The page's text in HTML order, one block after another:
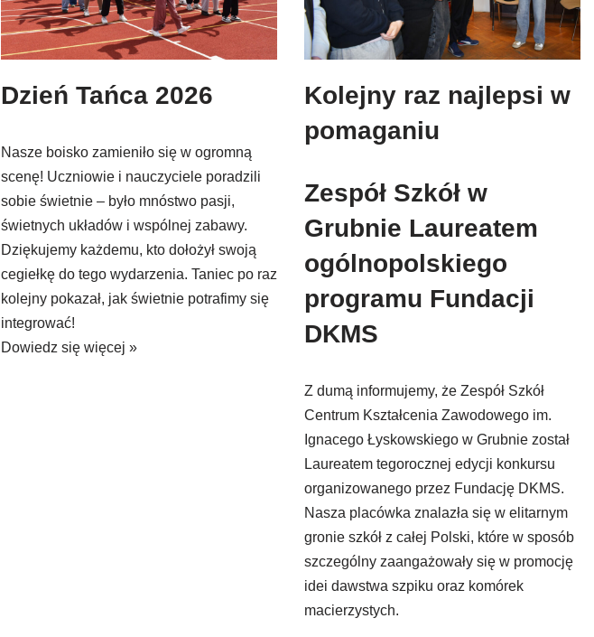
Dzień Tańca 2026
Nasze boisko zamieniło się w ogromną
scenę! Uczniowie i nauczyciele poradzili
sobie świetnie – było mnóstwo pasji,
świetnych układów i wspólnej zabawy.
Dziękujemy każdemu, kto dołożył swoją
cegiełkę do tego wydarzenia. Taniec po raz
kolejny pokazał, jak świetnie potrafimy się
integrować!
Dowiedz się więcej »
Kolejny raz najlepsi w
pomaganiu
Zespół Szkół w
Grubnie Laureatem
ogólnopolskiego
programu Fundacji
DKMS
Z dumą informujemy, że Zespół Szkół
Centrum Kształcenia Zawodowego im.
Ignacego Łyskowskiego w Grubnie został
Laureatem tegorocznej edycji konkursu
organizowanego przez Fundację DKMS.
Nasza placówka znalazła się w elitarnym
gronie szkół z całej Polski, które w sposób
szczególny zaangażowały się w promocję
idei dawstwa szpiku oraz komórek
macierzystych.